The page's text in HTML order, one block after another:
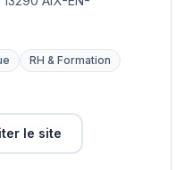
RH & Formation
le site